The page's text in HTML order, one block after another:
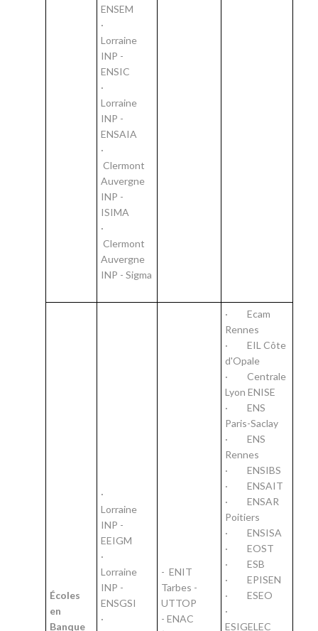
ENSEM
·
Lorraine
INP -
ENSIC
·
Lorraine
INP -
ENSAIA
·
Clermont
Auvergne
INP -
ISIMA
·
Clermont
Auvergne
INP - Sigma
Écoles
en
Banque
·
Lorraine
INP -
EEIGM
·
Lorraine
INP -
ENSGSI
·
- ENIT
Tarbes -
UTTOP
- ENAC
· Ecam
Rennes
· EIL Côte
d'Opale
· Centrale
Lyon ENISE
· ENS
Paris-Saclay
· ENS
Rennes
· ENSIBS
· ENSAIT
· ENSAR
Poitiers
· ENSISA
· EOST
· ESB
· EPISEN
· ESEO
·
ESIGELEC